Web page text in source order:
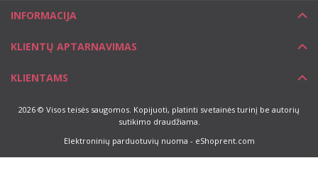
INFORMACIJA
KLIENTŲ APTARNAVIMAS
KLIENTAMS
2026 © Visos teisės saugomos. Kopijuoti, platinti svetainės turinį be autorių
sutikimo draudžiama.
Elektroninių parduotuvių nuoma - eShoprent.com